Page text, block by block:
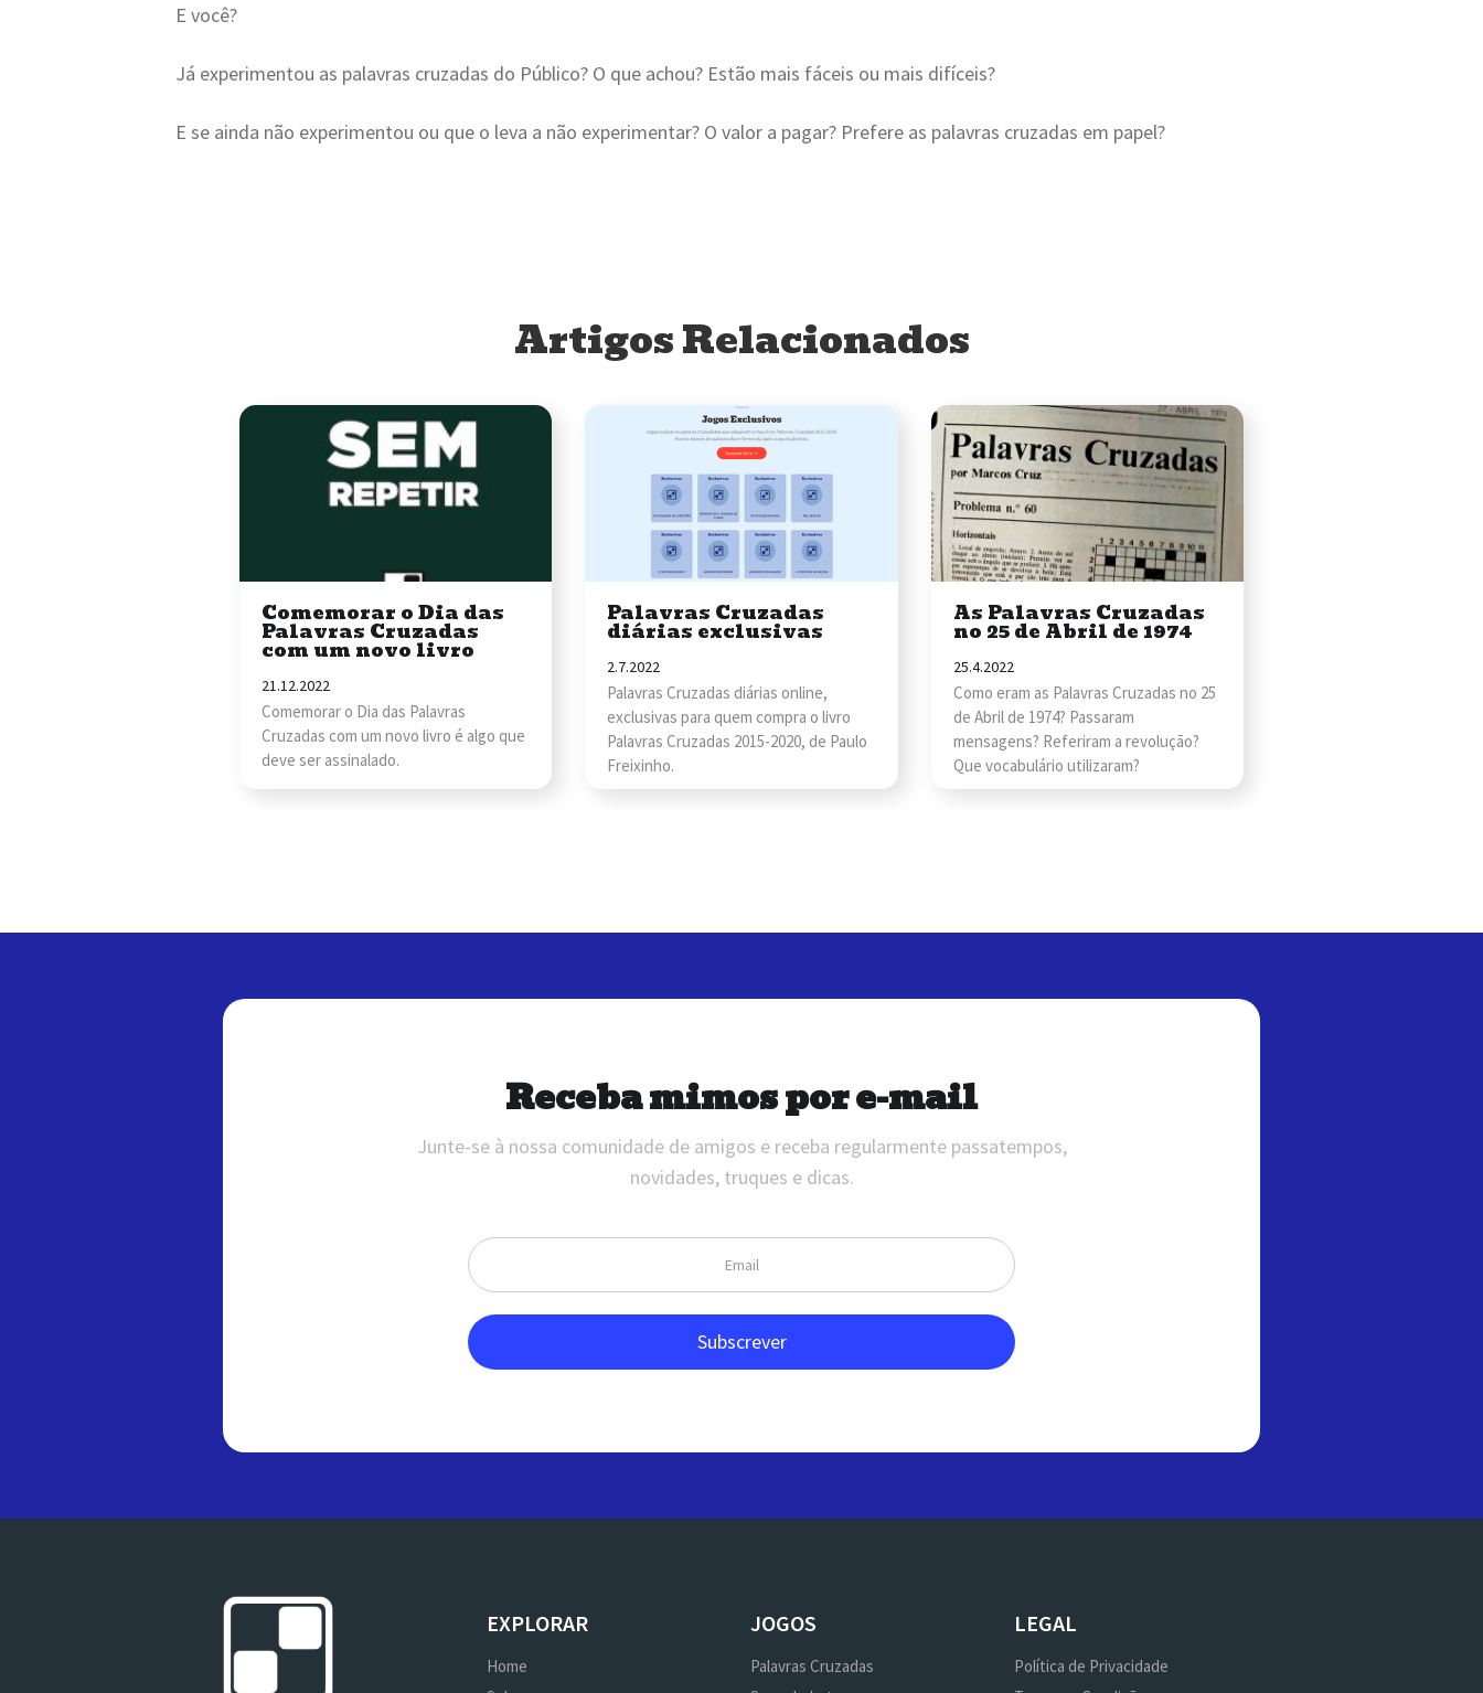
E você?
Já experimentou as palavras cruzadas do Público? O que achou? Estão mais fáceis ou mais difíceis?
E se ainda não experimentou ou que o leva a não experimentar? O valor a pagar? Prefere as palavras cruzadas em papel?
Artigos Relacionados
Comemorar o Dia das
Palavras Cruzadas
com um novo livro
21.12.2022
Comemorar o Dia das Palavras
Cruzadas com um novo livro é algo que
deve ser assinalado.
Palavras Cruzadas
diárias exclusivas
2.7.2022
Palavras Cruzadas diárias online,
exclusivas para quem compra o livro
Palavras Cruzadas 2015-2020, de Paulo
Freixinho.
As Palavras Cruzadas
no 25 de Abril de 1974
25.4.2022
Como eram as Palavras Cruzadas no 25
de Abril de 1974? Passaram
mensagens? Referiram a revolução?
Que vocabulário utilizaram?
Receba mimos por e-mail
Junte-se à nossa comunidade de amigos e receba regularmente passatempos,
novidades, truques e dicas.
EXPLORAR
Home
JOGOS
Palavras Cruzadas
LEGAL
Política de Privacidade